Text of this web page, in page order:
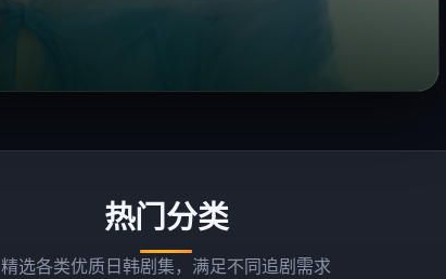
热门分类
精选各类优质日韩剧集，满足不同追剧需求